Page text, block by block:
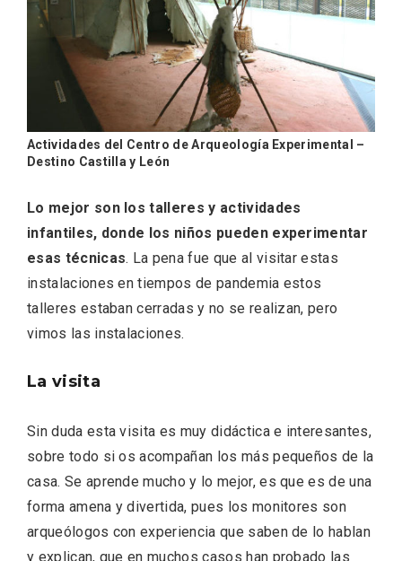
Actividades del Centro de Arqueología Experimental –
Destino Castilla y León
Lo mejor son los talleres y actividades
infantiles, donde los niños pueden experimentar
esas técnicas. La pena fue que al visitar estas
instalaciones en tiempos de pandemia estos
talleres estaban cerradas y no se realizan, pero
vimos las instalaciones.
La visita
Sin duda esta visita es muy didáctica e interesantes,
sobre todo si os acompañan los más pequeños de la
casa. Se aprende mucho y lo mejor, es que es de una
forma amena y divertida, pues los monitores son
arqueólogos con experiencia que saben de lo hablan
y explican, que en muchos casos han probado las
de la Ruta del Vino de Rueda